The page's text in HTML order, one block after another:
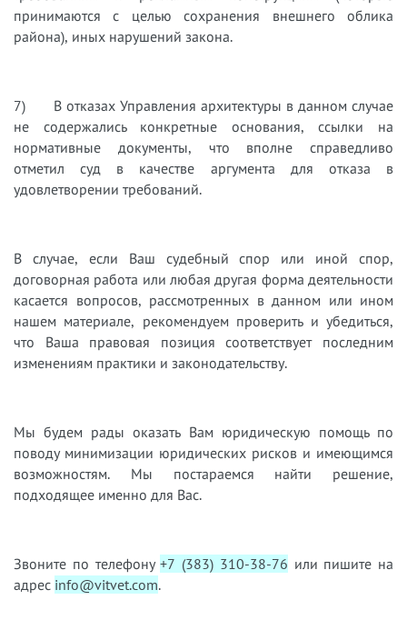
принимаются с целью сохранения внешнего облика
района), иных нарушений закона.
7) В отказах Управления архитектуры в данном случае
не содержались конкретные основания, ссылки на
нормативные документы, что вполне справедливо
отметил суд в качестве аргумента для отказа в
удовлетворении требований.
В случае, если Ваш судебный спор или иной спор,
договорная работа или любая другая форма деятельности
касается вопросов, рассмотренных в данном или ином
нашем материале, рекомендуем проверить и убедиться,
что Ваша правовая позиция соответствует последним
изменениям практики и законодательству.
Мы будем рады оказать Вам юридическую помощь по
поводу минимизации юридических рисков и имеющимся
возможностям. Мы постараемся найти решение,
подходящее именно для Вас.
Звоните по телефону+7 (383) 310-38-76 или пишите на
адрес info@vitvet.com.